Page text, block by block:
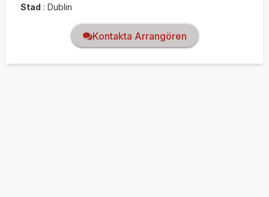
Stad : Dublin
Kontakta Arrangören